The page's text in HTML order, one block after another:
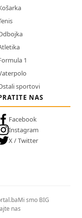
1
sportovi
NAS
Facebook
Instagram
X / Twitter
Mi smo BIG
nas